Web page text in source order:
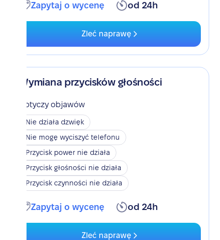
Zapytaj o wycenę od 24h
Zleć naprawę
Wymiana przycisków głośności
Dotyczy objawów
Nie działa dzwięk
Nie mogę wyciszyć telefonu
Przycisk power nie działa
Przycisk głośności nie działa
Przycisk czynności nie działa
Zapytaj o wycenę od 24h
Zleć naprawę